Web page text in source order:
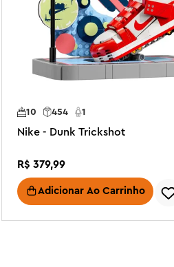
1
454
10
Nike - Dunk Trickshot
R$ 379,99
Adicionar Ao Carrinho